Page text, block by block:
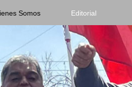
Somos Editorial